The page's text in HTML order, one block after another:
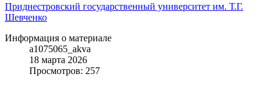
Приднестровский государственный университет им. Т.Г.
Шевченко
Информация о материале
a1075065_akva
18 марта 2026
Просмотров: 257